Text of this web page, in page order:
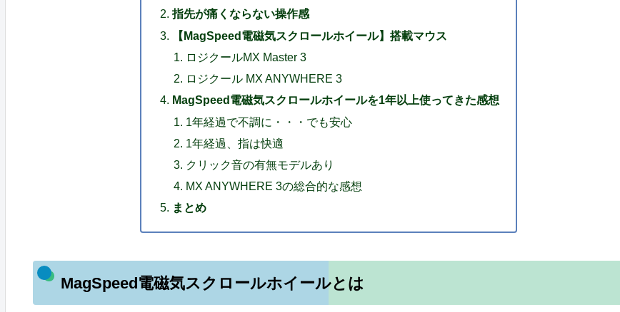
指先が痛くならない操作感
【MagSpeed電磁気スクロールホイール】搭載マウス
ロジクールMX Master 3
ロジクール MX ANYWHERE 3
MagSpeed電磁気スクロールホイールを1年以上使ってきた感想
1年経過で不調に・・・でも安心
1年経過、指は快適
クリック音の有無モデルあり
MX ANYWHERE 3の総合的な感想
まとめ
MagSpeed電磁気スクロールホイールとは